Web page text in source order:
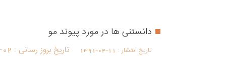
دانستنی ها در مورد پیوند مو
تاریخ انتشار : 1391-04-11 تاریخ بروز رسانی : 02